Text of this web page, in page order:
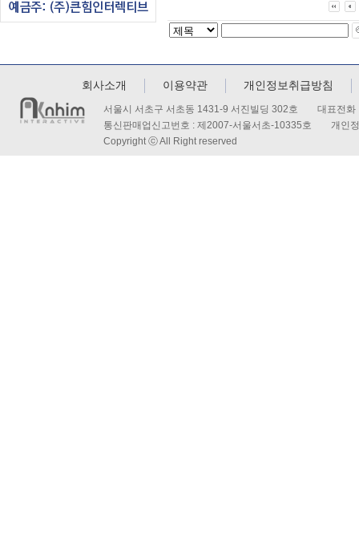
회사소개 이용약관 개인정보취급방침
서울시 서초구 서초동 1431-9 서진빌딩 302호 대표
통신판매업신고번호 : 제2007-서울서초-10335호 개인정
Copyright ⓒ All Right reserved